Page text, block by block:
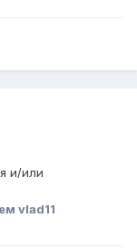
и/или
vlad11